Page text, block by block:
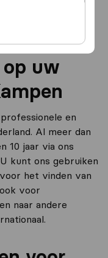
uw
en
Al meer dan
10 jaar via ons
kunt ons gebruiken
het vinden van
voor
naar andere